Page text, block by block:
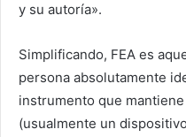
y su autoría».
Simplificando, FEA es
persona absolutamente
instrumento que
(usualmente un